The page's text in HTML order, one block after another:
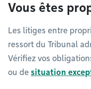
Vous êtes
Les litiges entre
ressort du Tribunal
Vérifiez vos
ou de situation